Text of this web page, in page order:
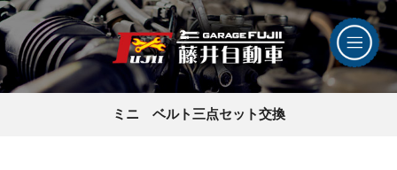
ミニ ベルト三点セット交換